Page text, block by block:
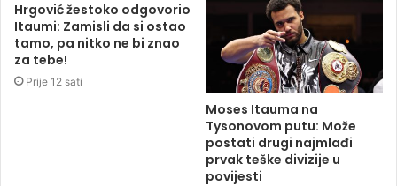
Hrgović žestoko odgovorio
Itaumi: Zamisli da si ostao
tamo, pa nitko ne bi znao
za tebe!
Prije 12 sati
Moses Itauma na
Tysonovom putu: Može
postati drugi najmlađi
prvak teške divizije u
povijesti